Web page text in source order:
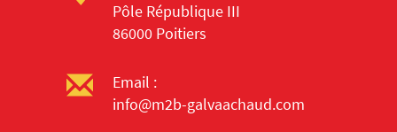
Pôle République III
86000 Poitiers
Email :
info@m2b-galvaachaud.com